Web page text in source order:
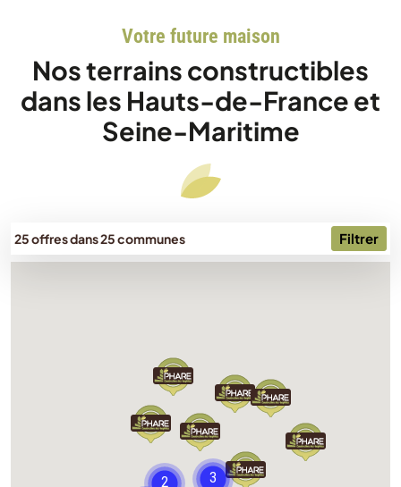
Votre future maison
Nos terrains constructibles
dans les Hauts-de-France et
Seine-Maritime
25 offres dans 25 communes Filtrer
Chargement...